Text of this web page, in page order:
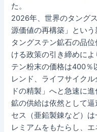
た。
2026年、世界のタング
源価値の再構築」とい
タングステン鉱石の品
ける政策の引き締めに
テン粉末の価格は400％
レンド、ライフサイク
ドの精製」へと急速に
鉱の供給は依然として
セス（亜鉛製錬など）
レミアムをもたらし、